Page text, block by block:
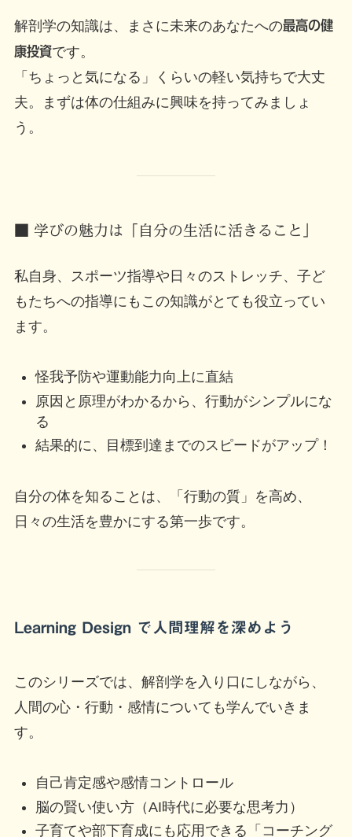
解剖学の知識は、まさに未来のあなたへの最高の健
康投資です。
「ちょっと気になる」くらいの軽い気持ちで大丈
夫。まずは体の仕組みに興味を持ってみましょ
う。
■ 学びの魅力は「自分の生活に活きること」
私自身、スポーツ指導や日々のストレッチ、子ど
もたちへの指導にもこの知識がとても役立ってい
ます。
怪我予防や運動能力向上に直結
原因と原理がわかるから、行動がシンプルにな
る
結果的に、目標到達までのスピードがアップ！
自分の体を知ることは、「行動の質」を高め、
日々の生活を豊かにする第一歩です。
Learning Design で人間理解を深めよう
このシリーズでは、解剖学を入り口にしながら、
人間の心・行動・感情についても学んでいきま
す。
自己肯定感や感情コントロール
脳の賢い使い方（AI時代に必要な思考力）
子育てや部下育成にも応用できる「コーチング